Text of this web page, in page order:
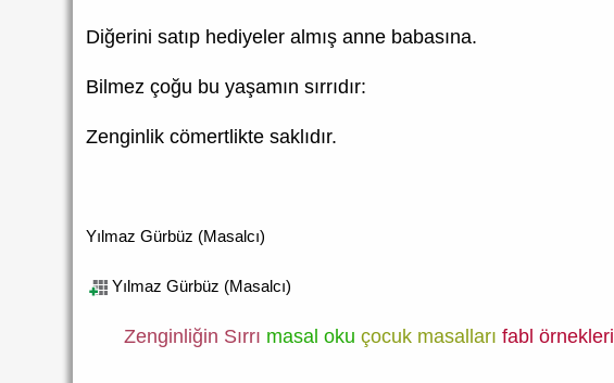
Diğerini satıp hediyeler almış anne babasına.
Bilmez çoğu bu yaşamın sırrıdır:
Zenginlik cömertlikte saklıdır.
Yılmaz Gürbüz (Masalcı)
Yılmaz Gürbüz (Masalcı)
Zenginliğin Sırrı masal oku çocuk masalları fabl örnekleri